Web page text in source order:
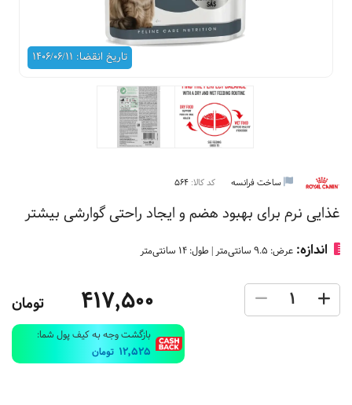
تاریخ انقضا: 1406/06/11
ساخت فرانسه کد کالا:
غذایی نرم برای بهبود هضم و ایجاد راحتی گوارشی بیشتر
اندازه: عرض: 9.5 سانتی‌متر | طول: 14 سانتی‌متر
417,500 تومان
بازگشت وجه به کیف پول شما:
12,525 تومان